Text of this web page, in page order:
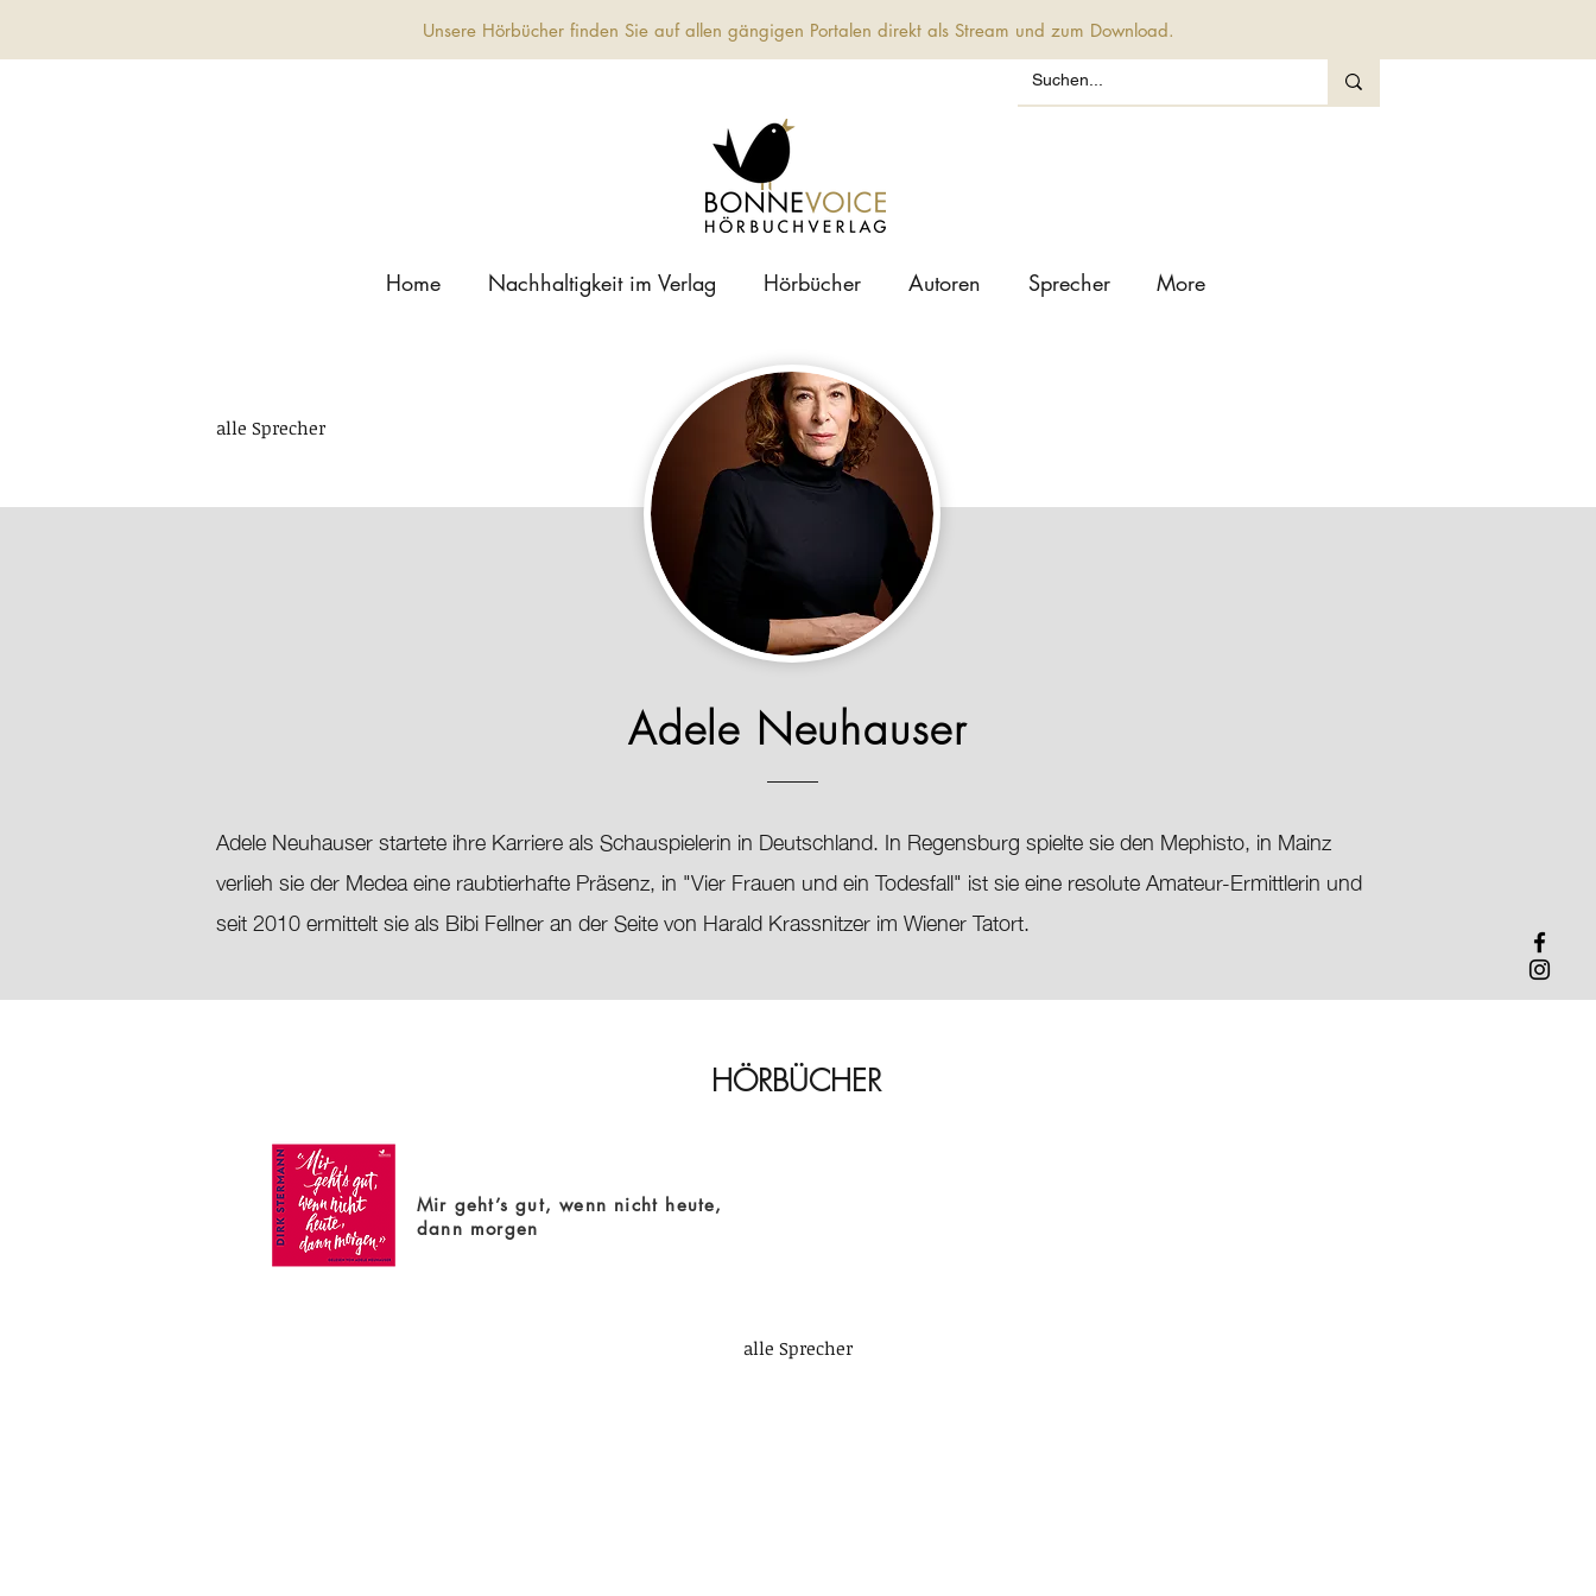
Unsere Hörbücher finden Sie auf allen gängigen Portalen direkt als Stream und zum Download.
Home Nachhaltigkeit im Verlag Hörbücher Autoren Sprecher More
Adele Neuhauser
Adele Neuhauser startete ihre Karriere als Schauspielerin in Deutschland. In Regensburg spielte sie den Mephisto, in Mainz
verlieh sie der Medea eine raubtierhafte Präsenz, in "Vier Frauen und ein Todesfall" ist sie eine resolute Amateur-Ermittlerin und
seit 2010 ermittelt sie als Bibi Fellner an der Seite von Harald Krassnitzer im Wiener Tatort.
alle Sprecher
HÖRBÜCHER
Mir geht’s gut, wenn nicht heute,
dann morgen
alle Sprecher